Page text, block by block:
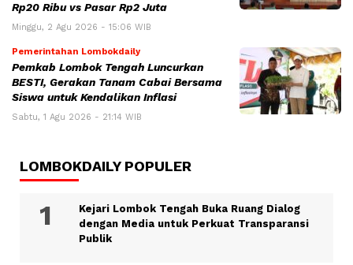
Rp20 Ribu vs Pasar Rp2 Juta
Minggu, 2 Agu 2026 - 15:06 WIB
Pemerintahan Lombokdaily
Pemkab Lombok Tengah Luncurkan
BESTI, Gerakan Tanam Cabai Bersama
Siswa untuk Kendalikan Inflasi
Sabtu, 1 Agu 2026 - 21:14 WIB
LOMBOKDAILY POPULER
Kejari Lombok Tengah Buka Ruang Dialog
dengan Media untuk Perkuat Transparansi
Publik